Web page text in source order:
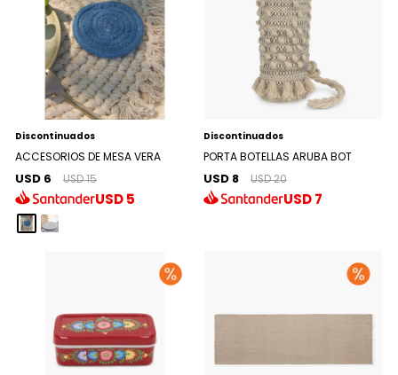
Discontinuados
ACCESORIOS DE MESA VERA
USD 6 USD 15
USD5
Discontinuados
PORTA BOTELLAS ARUBA BOT
USD 8 USD 20
USD7